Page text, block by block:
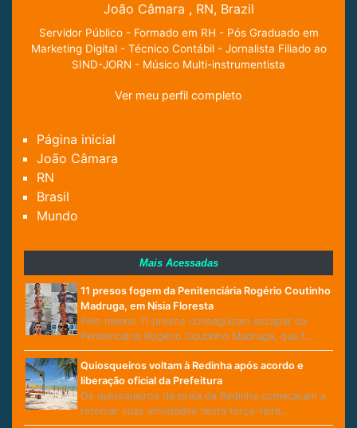
João Câmara , RN, Brazil
Servidor Público - Formado em RH - Pós Graduado em
Marketing Digital - Técnico Contábil - Jornalista Filiado ao
SIND-JORN - Músico Multi-instrumentista
Ver meu perfil completo
Página inicial
João Câmara
RN
Brasil
Mundo
Mais Acessadas
11 presos fogem da Penitenciária Rogério Coutinho
Madruga, em Nísia Floresta
Pelo menos 11 presos conseguiram escapar da
Penitenciária Rogério Coutinho Madruga, que f…
Quiosqueiros voltam à Redinha após acordo e
liberação oficial da Prefeitura
Os quiosqueiros da praia da Redinha começaram a
retomar suas atividades nesta terça-feira…